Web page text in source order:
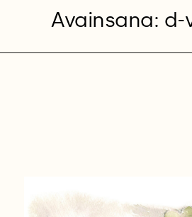
Avainsana: